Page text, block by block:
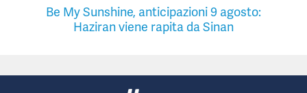
Be My Sunshine, anticipazioni 9 agosto:
Haziran viene rapita da Sinan